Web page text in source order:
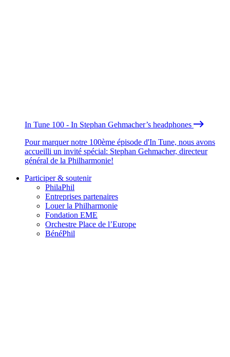
In Tune 100 - In Stephan Gehmacher’s headphones
Pour marquer notre 100ème épisode d'In Tune, nous avons
accueilli un invité spécial: Stephan Gehmacher, directeur
général de la Philharmonie!
Participer & soutenir
PhilaPhil
Entreprises partenaires
Louer la Philharmonie
Fondation EME
Orchestre Place de l’Europe
BénéPhil